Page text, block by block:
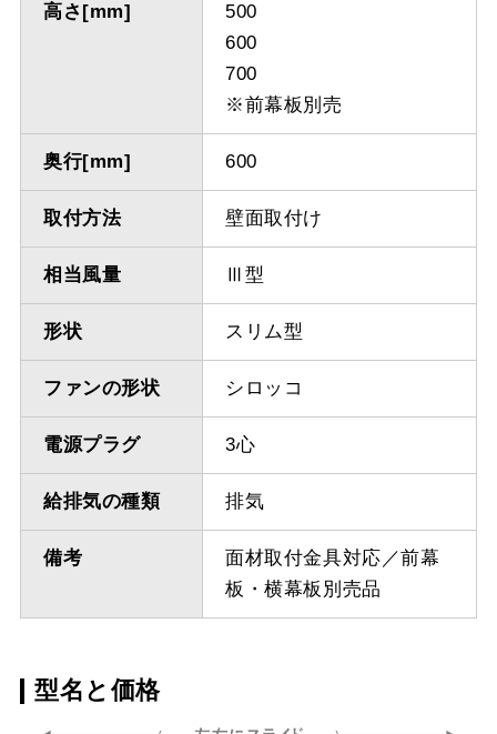
高さ[mm]
500
600
700
※前幕板別売
奥行[mm] 600
取付方法 壁面取付け
相当風量 Ⅲ型
形状 スリム型
ファンの形状 シロッコ
電源プラグ 3心
給排気の種類 排気
備考
面材取付金具対応／前幕
板・横幕板別売品
型名と価格